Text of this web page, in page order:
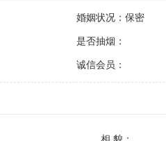
婚姻状况：保密
是否抽烟：
诚信会员：